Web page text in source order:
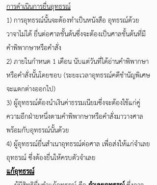
การดำเนินการยื่นอุทธรณ์
1) การอุทธรณ์นั้นจะต้องทำเป็นหนังสือ อุทธรณ์ด้วย
วาจาไม่ได้ ยื่นต่อศาลชั้นต้นซึ่งจะต้องเป็นศาลชั้นต้นที่มี
คำพิพากษาหรือคำสั่ง
2) ภายในกำหนด 1 เดือน นับแต่วันที่ได้อ่านคำพิพากษา
หรือคำสั่งนั้นโดยชอบ (ระยะเวลาอุทธรณ์คดีชำนัญพิเศษ
จะแตกต่างออกไป)
3) ผู้อุทธรณ์ต้องนำเงินค่าธรรมเนียมซึ่งจะต้องใช้แก่คู่
ความอีกฝ่ายหนึ่งตามคำพิพากษาหรือคำสั่งมาวางศาล
พร้อมกับอุทธรณ์นั้นด้วย
4) ผู้อุทธรณ์ยื่นสำเนาอุทธรณ์ต่อศาล เพื่อส่งให้แก่จำเลย
อุทธรณ์ ซึ่งต้องยื่นให้ครบตัวจำเลย
แก้อุทธรณ์